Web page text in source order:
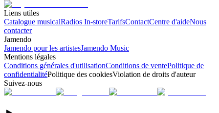
Liens utiles
Catalogue musicalRadios In-storeTarifsContactCentre d'aideNous
contacter
Jamendo
Jamendo pour les artistesJamendo Music
Mentions légales
Conditions générales d'utilisationConditions de ventePolitique de
confidentialitéPolitique des cookiesViolation de droits d'auteur
Suivez-nous